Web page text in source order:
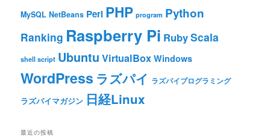
MySQL NetBeans Perl PHP program Python
Ranking Raspberry Pi RubyScala
shell script Ubuntu VirtualBox Windows
WordPress ラズパイ ラズパイプログラミング
ラズパイマガジン 日経Linux
最近の投稿